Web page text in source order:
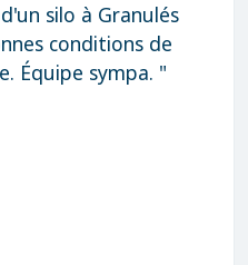
silo à Granulés
conditions de
Équipe sympa. "